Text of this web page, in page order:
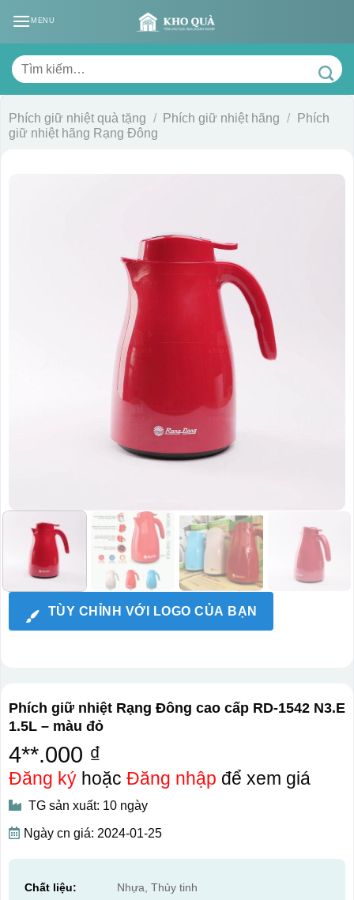
MENU
Tìm
kiếm:
Phích giữ nhiệt quà tặng / Phích giữ nhiệt hãng /
Phích
giữ nhiệt hãng Rạng Đông
TÙY CHỈNH VỚI LOGO CỦA BẠN
Phích giữ nhiệt Rạng Đông cao cấp RD-1542 N3.E
1.5L – màu đỏ
4**.000 ₫
Đăng kýhoặc Đăng nhập để xem giá
TG sản xuất: 10 ngày
Ngày cn giá: 2024-01-25
Chất liệu: Nhựa, Thủy tinh